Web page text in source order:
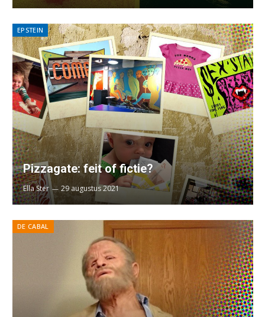
EPSTEIN
Pizzagate: feit of fictie?
Ella Ster 29 augustus 2021
DE CABAL